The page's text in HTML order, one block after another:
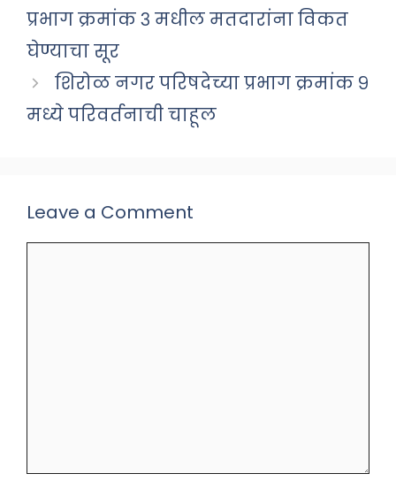
प्रभाग क्रमांक ३ मधील मतदारांना विकत
घेण्याचा सूर
शिरोळ नगर परिषदेच्या प्रभाग क्रमांक ९
मध्ये परिवर्तनाची चाहूल
Leave a Comment